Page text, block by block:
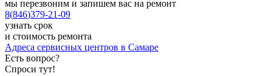
мы перезвоним и запишем вас на ремонт
8(846)379-21-09
узнать срок
и стоимость ремонта
Адреса сервисных центров в Самаре
Есть вопрос?
Спроси тут!